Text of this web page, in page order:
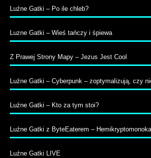
Luźne Gatki – Po ile chleb?
Luzne Gatki – Wieś tańczy i śpiewa
Z Prawej Strony Mapy – Jezus Jest Cool
Luźne Gatki – Cyberpunk – zoptymalizują, czy
Luźne Gatki – Kto za tym stoi?
Luźne Gatki z ByteEaterem –
Luźne Gatki LIVE